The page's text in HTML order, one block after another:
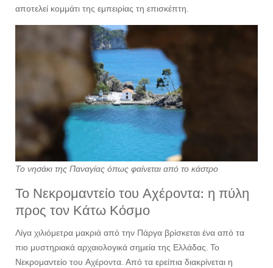
αποτελεί κομμάτι της εμπειρίας τη επισκέπτη.
Το νησάκι της Παναγίας όπως φαίνεται από το κάστρο
Το Νεκρομαντείο του Αχέροντα: η πύλη
προς τον Κάτω Κόσμο
Λίγα χιλιόμετρα μακριά από την Πάργα βρίσκεται ένα από τα
πιο μυστηριακά αρχαιολογικά σημεία της Ελλάδας. Το
Νεκρομαντείο του Αχέροντα. Από τα ερείπια διακρίνεται η